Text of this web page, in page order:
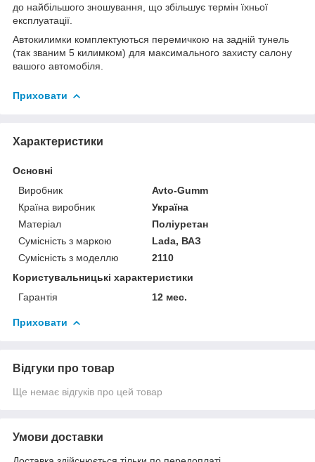
до найбільшого зношування, що збільшує термін їхньої
експлуатації.
Автокилимки комплектуються перемичкою на задній тунель
(так званим 5 килимком) для максимального захисту салону
вашого автомобіля.
Приховати
Характеристики
Основні
Виробник
Avto-Gumm
Країна виробник
Україна
Матеріал
Поліуретан
Сумісність з маркою
Lada, ВАЗ
Сумісність з моделлю
2110
Користувальницькі характеристики
Гарантія
12 мес.
Приховати
Відгуки про товар
Ще немає відгуків про цей товар
Умови доставки